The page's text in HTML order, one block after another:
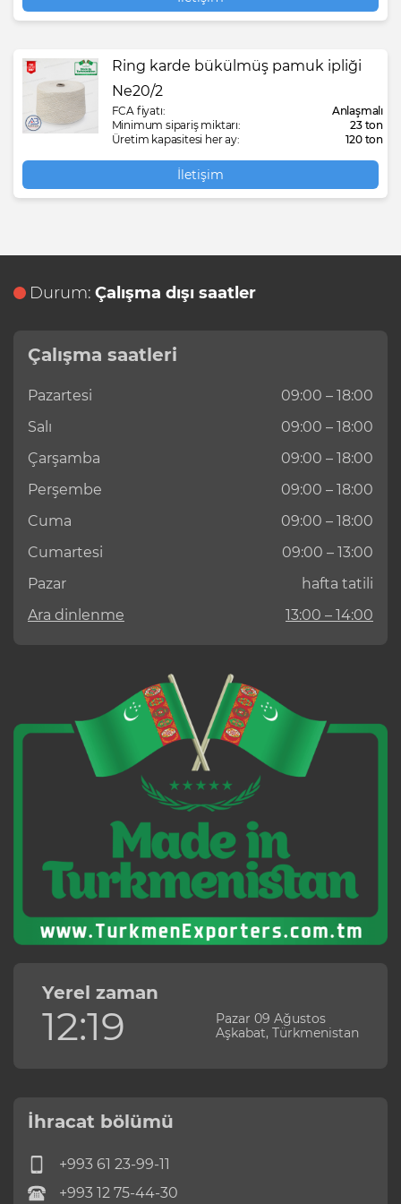
Ring karde bükülmüş pamuk ipliği
Ne20/2
FCA fiyatı:
Anlaşmalı
Minimum sipariş miktarı:
23 ton
Üretim kapasitesi her ay:
120 ton
İletişim
Durum: Çalışma dışı saatler
Çalışma saatleri
Pazartesi
09:00 – 18:00
Salı
09:00 – 18:00
Çarşamba
09:00 – 18:00
Perşembe
09:00 – 18:00
Cuma
09:00 – 18:00
Cumartesi
09:00 – 13:00
Pazar
hafta tatili
Ara dinlenme
13:00 – 14:00
Yerel zaman
12:19
Pazar 09 Ağustos
Aşkabat, Türkmenistan
İhracat bölümü
+993 61 23-99-11
+993 12 75-44-30